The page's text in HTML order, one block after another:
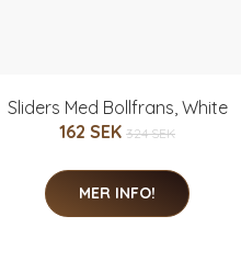
Sliders Med Bollfrans, White
162 SEK 324 SEK
MER INFO!